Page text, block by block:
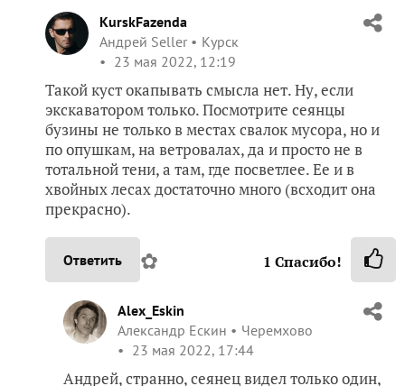
KurskFazenda
Андрей Seller
Курск
23 мая 2022, 12:19
Такой куст окапывать смысла нет. Ну, если
экскаватором только. Посмотрите сеянцы
бузины не только в местах свалок мусора, но и
по опушкам, на ветровалах, да и просто не в
тотальной тени, а там, где посветлее. Ее и в
хвойных лесах достаточно много (всходит она
прекрасно).
Ответить ✿ 1 Спасибо!
Alex_Eskin
Александр Ескин
Черемхово
23 мая 2022, 17:44
Андрей, странно, сеянец видел только один,